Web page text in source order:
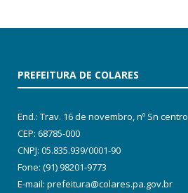
PREFEITURA DE COLARES
End.: Trav. 16 de novembro, nº Sn centro
CEP: 68785-000
CNPJ: 05.835.939/0001-90
Fone: (91) 98201-9773
E-mail: prefeitura@colares.pa.gov.br